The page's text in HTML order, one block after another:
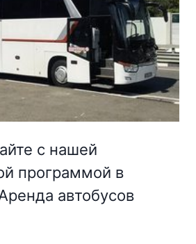
с нашей
программой в
автобусов